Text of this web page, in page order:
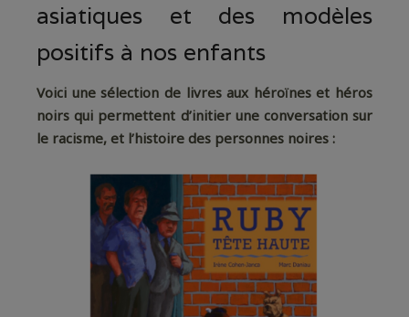
asiatiques et des modèles
positifs à nos enfants
Voici une sélection de livres aux héroïnes et héros
noirs qui permettent d’initier une conversation sur
le racisme, et l’histoire des personnes noires :